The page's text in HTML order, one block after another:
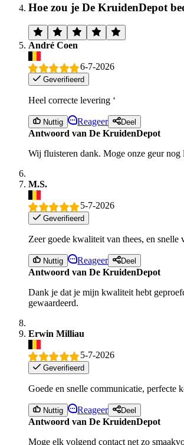
Hoe zou je De KruidenDepot
André Coen
6-7-2026
Geverifieerd
Heel correcte levering ‘
Nuttig Reageer Deel
Antwoord van De KruidenDepot
Wij fluisteren dank. Moge onze geur
M.S.
5-7-2026
Geverifieerd
Zeer goede kwaliteit van thees, en snelle
Nuttig Reageer Deel
Antwoord van De KruidenDepot
Dank je dat je mijn kwaliteit hebt
gewaardeerd.
Erwin Milliau
5-7-2026
Geverifieerd
Goede en snelle communicatie, perfecte
Nuttig Reageer Deel
Antwoord van De KruidenDepot
Moge elk volgend contact net zo